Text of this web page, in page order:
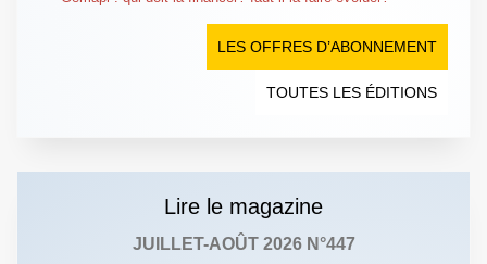
LES OFFRES D’ABONNEMENT
TOUTES LES ÉDITIONS
Lire le magazine
JUILLET-AOÛT 2026 N°447